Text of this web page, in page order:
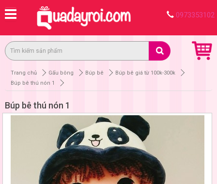
0973353102
Trang chủ Gấu bông Búp bê
Búp bê giá từ 100k-300k
Búp bê thú nón 1
Búp bê thú nón 1